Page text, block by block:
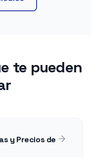
te pueden
y Precios de